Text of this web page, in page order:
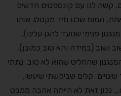
קשה לנו עם קונספטים חדשים
המוח שלנו מיד מקטלג אותו
פנימי שנועד להגן עלינו).
ושוב (במידה והא טוב כמובן),
שהחליט שהוא לא טוב. נתתי
קלים שביקשתי שיעשו,
נכון זאת לא הייתה אהבה ממבט